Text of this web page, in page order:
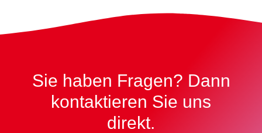
Sie haben Fragen? Dann
kontaktieren Sie uns
direkt.​